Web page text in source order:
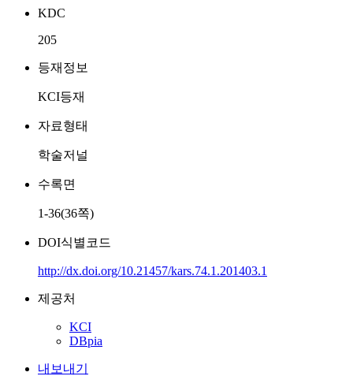
KDC
205
등재정보
KCI등재
자료형태
학술저널
수록면
1-36(36쪽)
DOI식별코드
http://dx.doi.org/10.21457/kars.74.1.201403.1
제공처
KCI
DBpia
내보내기